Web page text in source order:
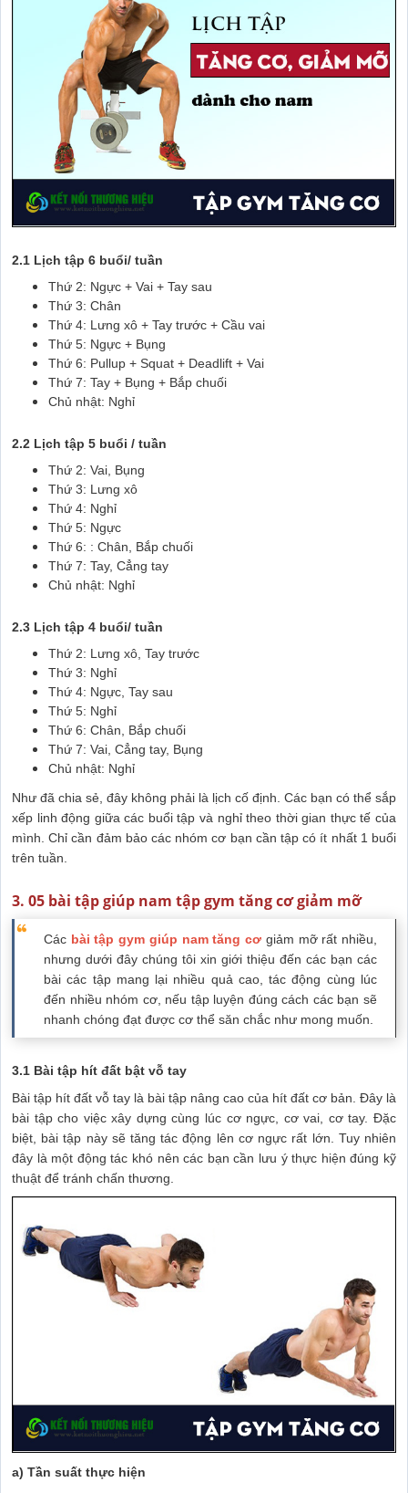
2.1 Lịch tập 6 buổi/ tuần
Thứ 2: Ngực + Vai + Tay sau
Thứ 3: Chân
Thứ 4: Lưng xô + Tay trước + Cầu vai
Thứ 5: Ngực + Bụng
Thứ 6: Pullup + Squat + Deadlift + Vai
Thứ 7: Tay + Bụng + Bắp chuối
Chủ nhật: Nghỉ
2.2 Lịch tập 5 buổi / tuần
Thứ 2: Vai, Bụng
Thứ 3: Lưng xô
Thứ 4: Nghỉ
Thứ 5: Ngực
Thứ 6: : Chân, Bắp chuối
Thứ 7: Tay, Cẳng tay
Chủ nhật: Nghỉ
2.3 Lịch tập 4 buổi/ tuần
Thứ 2: Lưng xô, Tay trước
Thứ 3: Nghỉ
Thứ 4: Ngực, Tay sau
Thứ 5: Nghỉ
Thứ 6: Chân, Bắp chuối
Thứ 7: Vai, Cẳng tay, Bụng
Chủ nhật: Nghỉ
Như đã chia sẻ, đây không phải là lịch cố định. Các bạn có thể sắp
xếp linh động giữa các buổi tập và nghỉ theo thời gian thực tế của
mình. Chỉ cần đảm bảo các nhóm cơ bạn cần tập có ít nhất 1 buổi
trên tuần.
3. 05 bài tập giúp nam tập gym tăng cơ giảm mỡ
Các bài tập gym giúp nam tăng cơ giảm mỡ rất nhiều,
nhưng dưới đây chúng tôi xin giới thiệu đến các bạn các
bài các tập mang lại nhiều quả cao, tác động cùng lúc
đến nhiều nhóm cơ, nếu tập luyện đúng cách các bạn sẽ
nhanh chóng đạt được cơ thể săn chắc như mong muốn.
3.1 Bài tập hít đất bật vỗ tay
Bài tập hít đất vỗ tay là bài tập nâng cao của hít đất cơ bản. Đây là
bài tập cho việc xây dựng cùng lúc cơ ngực, cơ vai, cơ tay. Đặc
biệt, bài tập này sẽ tăng tác động lên cơ ngực rất lớn. Tuy nhiên
đây là một động tác khó nên các bạn cần lưu ý thực hiện đúng kỹ
thuật để tránh chấn thương.
a) Tần suất thực hiện